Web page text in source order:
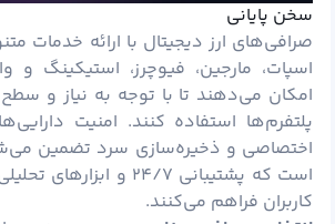
سخن پایانی
صرافی‌های ارز دیجیتال با ارائه خدمات
اسپات، مارجین، فیوچرز، استیکینگ و
امکان می‌دهند تا با توجه به نیاز و
پلتفرم‌ها استفاده کنند. امنیت
اختصاصی و ذخیره‌سازی سرد تضمین
است که پشتیبانی ۲۴/۷ و
کاربران فراهم می‌کنند.